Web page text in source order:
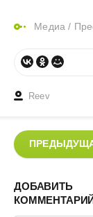
Медиа /
Reev
ДОБАВИТЬ